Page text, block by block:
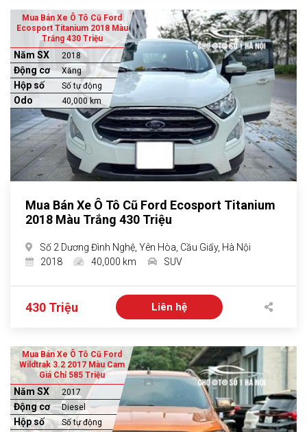
Mua Bán Xe Ô Tô Cũ Ford
Ecosport Titanium 2018 Màu
Trắng 430 Triệu
Năm SX 2018
Động cơ Xăng
Hộp số Số tự động
Odo 40,000 km
Mua Bán Xe Ô Tô Cũ Ford Ecosport Titanium
2018 Màu Trắng 430 Triệu
Số 2 Dương Đình Nghệ, Yên Hòa, Cầu Giấy, Hà Nội
2018
40,000 km SUV
430 Triệu Liên hệ
Mua Bán Xe Ô Tô Cũ Ford
Wildtrak 3.2 2017 Màu Cam
Giá Chỉ 585 Triệu
Năm SX 2017
Động cơ Diesel
Hộp số Số tự động